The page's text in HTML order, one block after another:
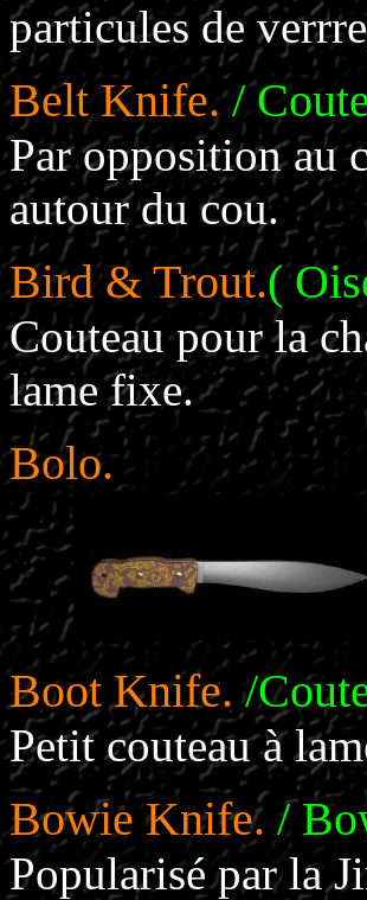
particules de
Belt Knife. /
Par opposition au
autour du cou.
Bird & Trout.(
Couteau pour la
lame fixe.
Bolo.
Boot Knife. /
Petit couteau à
Bowie Knife. /
Popularisé par la